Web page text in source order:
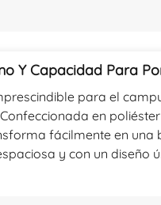
Y Capacidad Para
para el
en
fácilmente en una
y con un diseño